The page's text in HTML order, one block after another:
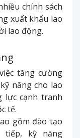
chính sách
xuất khẩu lao
lao động.
tăng cường
năng cho lao
lực cạnh tranh
tế.
gồm đào tạo
tiếp, kỹ năng